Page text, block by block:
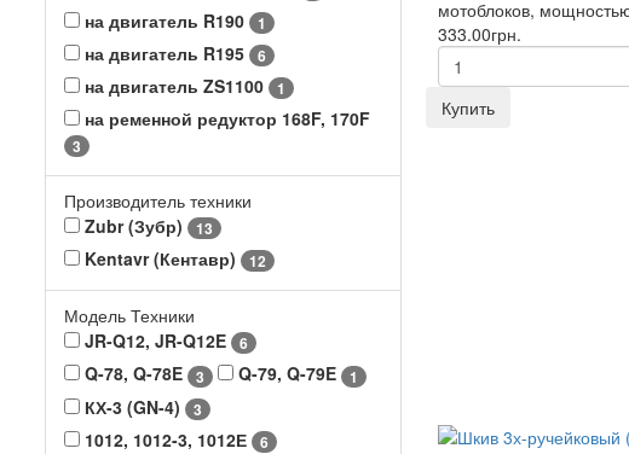
на двигатель R190 1
на двигатель R195 6
на двигатель ZS1100 1
на ременной редуктор 168F, 170F
3
Производитель техники
Zubr (Зубр)
13
Kentavr (Кентавр) 12
Модель Техники
JR-Q12, JR-Q12E
6
Q-78, Q-78E 3 Q-79, Q-79E 1
КХ-3 (GN-4) 3
1012, 1012-3, 1012Е 6
мотоблоков,
333.00грн.
Купить